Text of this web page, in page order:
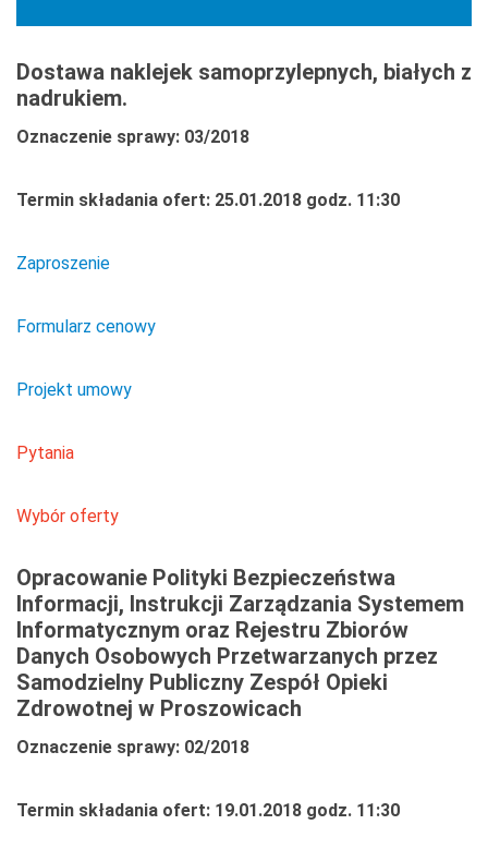
Dostawa naklejek samoprzylepnych, białych z
nadrukiem.
Oznaczenie sprawy: 03/2018
Termin składania ofert: 25.01.2018 godz. 11:30
Zaproszenie
Formularz cenowy
Projekt umowy
Pytania
Wybór oferty
Opracowanie Polityki Bezpieczeństwa
Informacji, Instrukcji Zarządzania Systemem
Informatycznym oraz Rejestru Zbiorów
Danych Osobowych Przetwarzanych przez
Samodzielny Publiczny Zespół Opieki
Zdrowotnej w Proszowicach
Oznaczenie sprawy: 02/2018
Termin składania ofert: 19.01.2018 godz. 11:30